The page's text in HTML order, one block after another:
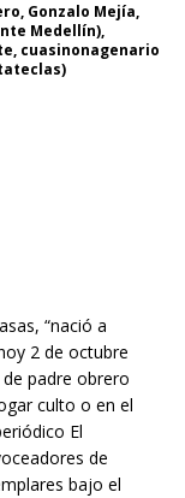
Gonzalo Mejía,
Medellín),
cuasinonagenario
“nació a
2 de octubre
padre obrero
culto o en el
El
de
bajo el